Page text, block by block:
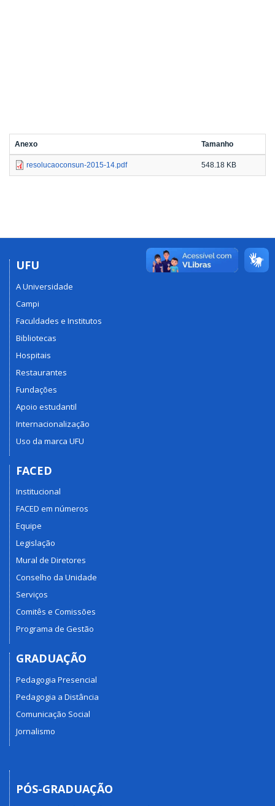
Anexo Tamanho
resolucaoconsun-2015-14.pdf 548.18 KB
UFU
A Universidade
Campi
Faculdades e Institutos
Bibliotecas
Hospitais
Restaurantes
Fundações
Apoio estudantil
Internacionalização
Uso da marca UFU
FACED
Institucional
FACED em números
Equipe
Legislação
Mural de Diretores
Conselho da Unidade
Serviços
Comitês e Comissões
Programa de Gestão
GRADUAÇÃO
Pedagogia Presencial
Pedagogia a Distância
Comunicação Social
Jornalismo
PÓS-GRADUAÇÃO